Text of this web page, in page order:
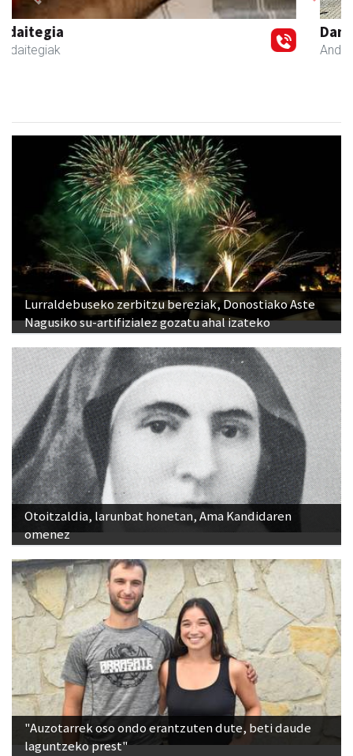
Danena taberna
Andoain -
Previous Next
Lurraldebuseko zerbitzu bereziak, Donostiako Aste
Nagusiko su-artifizialez gozatu ahal izateko
Otoitzaldia, larunbat honetan, Ama Kandidaren
omenez
"Auzotarrek oso ondo erantzuten dute, beti daude
laguntzeko prest"